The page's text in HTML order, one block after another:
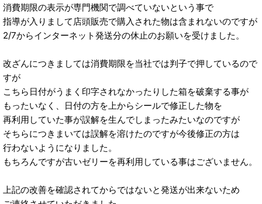
消費期限の表示が専門機関で調べていないという事で
指導が入りまして店頭販売で購入された物は含まれないのですが
2/7からインターネット発送分の休止のお願いを受けました。
改ざんにつきましては消費期限を当社では判子で押しているので
すが
こちら日付がうまく印字されなかったりした箱を破棄する事が
もったいなく、日付の方を上からシールで修正した物を
再利用していた事が誤解を生んでしまったみたいなのですが
そちらにつきまいては誤解を溶けたのですが今後修正の方は
行わないようになりました。
もちろんですが古いゼリーを再利用している事はございません。
上記の改善を確認されてからではないと発送が出来ないため